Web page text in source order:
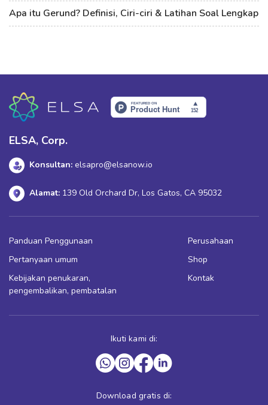
Apa itu Gerund? Definisi, Ciri-ciri & Latihan Soal Lengkap
ELSA, Corp.
Konsultan: elsapro@elsanow.io
Alamat: 139 Old Orchard Dr, Los Gatos, CA 95032
Panduan Penggunaan
Pertanyaan umum
Kebijakan penukaran,
pengembalikan, pembatalan
Perusahaan
Shop
Kontak
Ikuti kami di:
Download gratis di: